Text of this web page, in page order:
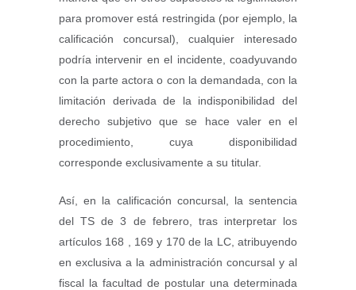
para promover está restringida (por ejemplo, la
calificación concursal), cualquier interesado
podría intervenir en el incidente, coadyuvando
con la parte actora o con la demandada, con la
limitación derivada de la indisponibilidad del
derecho subjetivo que se hace valer en el
procedimiento, cuya disponibilidad
corresponde exclusivamente a su titular.
Así, en la calificación concursal, la sentencia
del TS de 3 de febrero, tras interpretar los
artículos 168 , 169 y 170 de la LC, atribuyendo
en exclusiva a la administración concursal y al
fiscal la facultad de postular una determinada